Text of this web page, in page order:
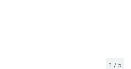
1 / 5